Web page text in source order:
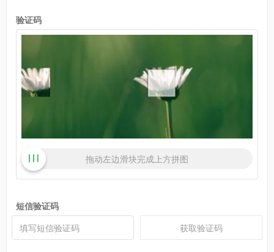
验证码
拖动左边滑块完成上方拼图
短信验证码
获取验证码